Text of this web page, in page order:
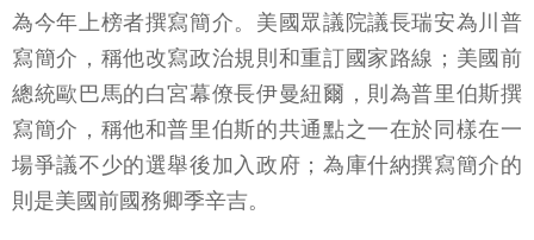
為今年上榜者撰寫簡介。美國眾議院議長瑞安為川普
寫簡介，稱他改寫政治規則和重訂國家路線；美國前
總統歐巴馬的白宮幕僚長伊曼紐爾，則為普里伯斯撰
寫簡介，稱他和普里伯斯的共通點之一在於同樣在一
場爭議不少的選舉後加入政府；為庫什納撰寫簡介的
則是美國前國務卿季辛吉。